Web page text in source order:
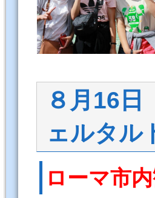
８月16
ェルタル
ローマ市